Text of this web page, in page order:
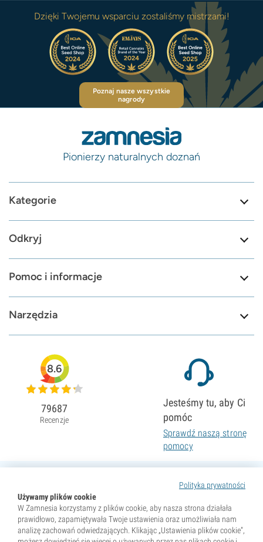
Dzięki Twojemu wsparciu zostaliśmy mistrzami!
Poznaj nasze wszystkie
nagrody
Pionierzy naturalnych doznań
Kategorie
Odkryj
Pomoc i informacje
Narzędzia
Polityka prywatności
Używamy plików cookie
W Zamnesia korzystamy z plików cookie, aby nasza strona działała
prawidłowo, zapamiętywała Twoje ustawienia oraz umożliwiała nam
analizę zachowań odwiedzających. Klikając „Ustawienia plików cookie”,
8.6
79687
Recenzje
Jesteśmy tu, aby Ci
pomóc
Sprawdź naszą stronę
pomocy